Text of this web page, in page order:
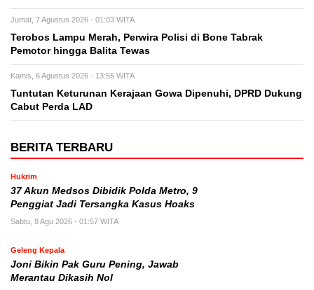
Jumat, 7 Agustus 2026 - 01:03 WITA
Terobos Lampu Merah, Perwira Polisi di Bone Tabrak
Pemotor hingga Balita Tewas
Kamis, 6 Agustus 2026 - 13:55 WITA
Tuntutan Keturunan Kerajaan Gowa Dipenuhi, DPRD Dukung
Cabut Perda LAD
BERITA TERBARU
Hukrim
37 Akun Medsos Dibidik Polda Metro, 9
Penggiat Jadi Tersangka Kasus Hoaks
Sabtu, 8 Agu 2026 - 01:57 WITA
Geleng Kepala
Joni Bikin Pak Guru Pening, Jawab
Merantau Dikasih Nol